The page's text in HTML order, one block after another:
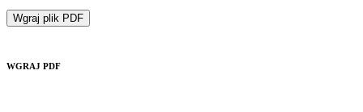
Wgraj plik PDF
WGRAJ PDF